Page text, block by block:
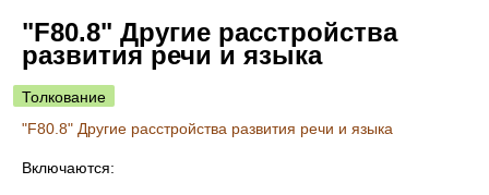
"F80.8" Другие расстройства
развития речи и языка
Толкование
"F80.8" Другие расстройства развития речи и языка
Включаются: